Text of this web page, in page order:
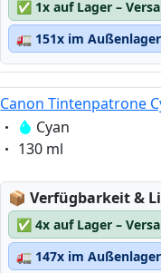
✅ 1x auf Lager –
🚛 151x im
Canon Tintenpatrone
Eigenschaft:
Cyan
Eigenschaft:
130 ml
📦Lagerstatus:
Verfügbarkeit &
✅ 4x auf Lager –
🚛 147x im